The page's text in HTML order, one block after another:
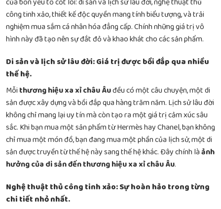
công tinh xảo, thiết kế độc quyền mang tính biểu tượng, và trải
nghiệm mua sắm cá nhân hóa đẳng cấp. Chính những giá trị vô
hình này đã tạo nên sự đắt đỏ và khao khát cho các sản phẩm.
Di sản và lịch sử lâu đời: Giá trị được bồi đắp qua nhiều
thế hệ.
Mỗi thương hiệu xa xỉ châu Âuđều có một câu chuyện, một di
sản được xây dựng và bồi đắp qua hàng trăm năm. Lịch sử lâu đời
không chỉ mang lại uy tín mà còn tạo ra một giá trị cảm xúc sâu
sắc. Khi bạn mua một sản phẩm từ Hermès hay Chanel, bạn không
chỉ mua một món đồ, bạn đang mua một phần của lịch sử, một di
sản được truyền từ thế hệ này sang thế hệ khác. Đây chính làảnh
hưởng của di sản đến thương hiệu xa xỉ châu Âu.
Nghệ thuật thủ công tinh xảo: Sự hoàn hảo trong từng
chi tiết nhỏ nhất.